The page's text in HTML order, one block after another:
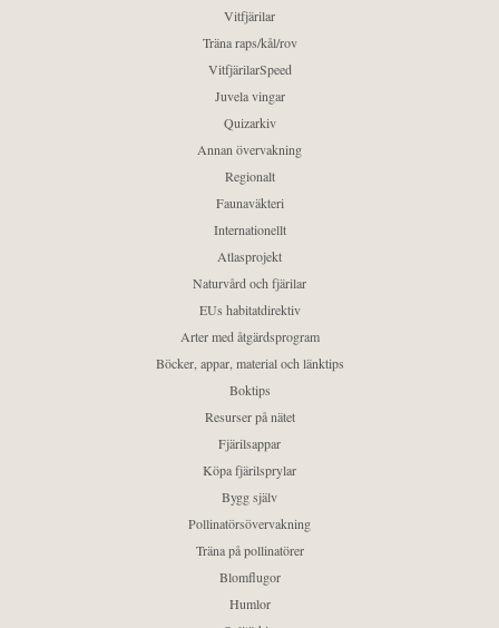
Vitfjärilar
Träna raps/kål/rov
VitfjärilarSpeed
Juvela vingar
Quizarkiv
Annan övervakning
Regionalt
Faunaväkteri
Internationellt
Atlasprojekt
Naturvård och fjärilar
EUs habitatdirektiv
Arter med åtgärdsprogram
Böcker, appar, material och länktips
Boktips
Resurser på nätet
Fjärilsappar
Köpa fjärilsprylar
Bygg själv
Pollinatörsövervakning
Träna på pollinatörer
Blomflugor
Humlor